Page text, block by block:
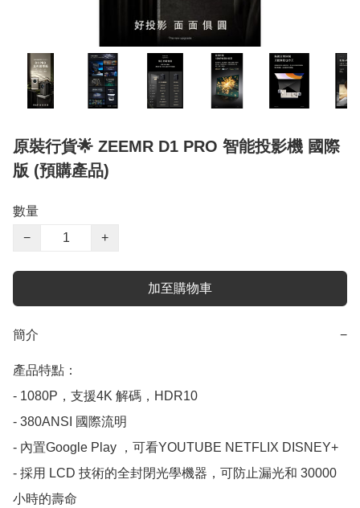
原裝行貨🌟 ZEEMR D1 PRO 智能投影機 國際
版 (預購產品)
數量
−
+
加至購物車
簡介 −
產品特點：
- 1080P，支援4K 解碼，HDR10
- 380ANSI 國際流明
- 內置Google Play ，可看YOUTUBE NETFLIX DISNEY+
- 採用 LCD 技術的全封閉光學機器，可防止漏光和 30000
小時的壽命